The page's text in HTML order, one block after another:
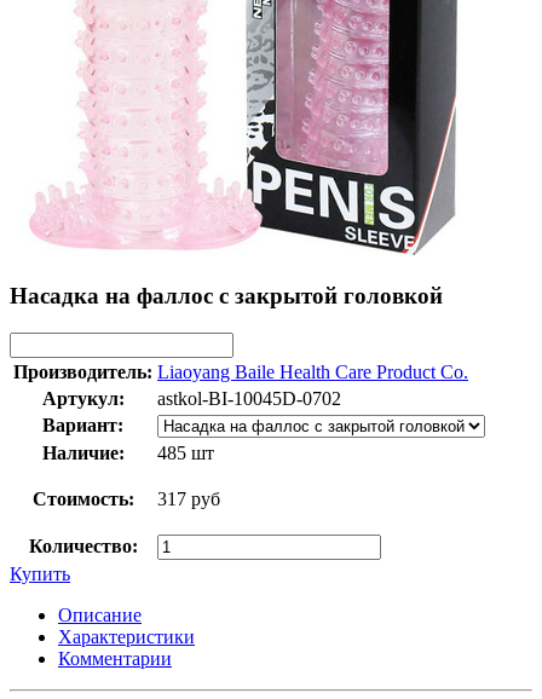
Насадка на фаллос с закрытой головкой
Производитель: Liaoyang Baile Health Care Product Co.
Артукул:
astkol-BI-10045D-0702
Вариант:
Наличие:
485 шт
Стоимость: 317 руб
Количество:
Купить
Описание
Характеристики
Комментарии